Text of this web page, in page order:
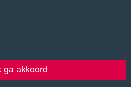
ga akkoord
Cookiebeleid • Klachtenregeling